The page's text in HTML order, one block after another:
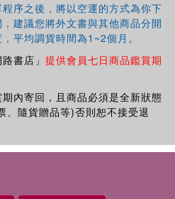
序之後，將以空運的方式為你下
建議您將外文書與其他商品分開
平均調貨時間為1~2個月。
書店」 提供會員七日商品鑑賞期
內寄回，且商品必須是全新狀態
、隨貨贈品等)否則恕不接受退